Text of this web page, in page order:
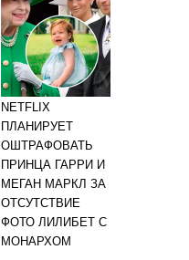
NETFLIX
ПЛАНИРУЕТ
ОШТРАФОВАТЬ
ПРИНЦА ГАРРИ И
МЕГАН МАРКЛ ЗА
ОТСУТСТВИЕ
ФОТО ЛИЛИБЕТ С
МОНАРХОМ